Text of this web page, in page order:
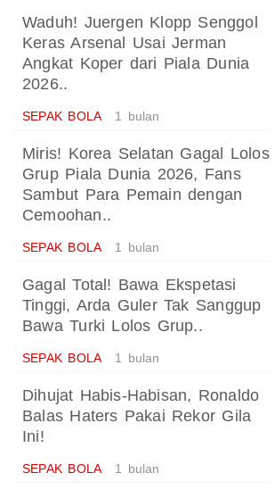
Waduh! Juergen Klopp Senggol
Keras Arsenal Usai Jerman
Angkat Koper dari Piala Dunia
2026..
SEPAK BOLA 1 bulan
Miris! Korea Selatan Gagal Lolos
Grup Piala Dunia 2026, Fans
Sambut Para Pemain dengan
Cemoohan..
SEPAK BOLA 1 bulan
Gagal Total! Bawa Ekspetasi
Tinggi, Arda Guler Tak Sanggup
Bawa Turki Lolos Grup..
SEPAK BOLA 1 bulan
Dihujat Habis-Habisan, Ronaldo
Balas Haters Pakai Rekor Gila
Ini!
SEPAK BOLA 1 bulan